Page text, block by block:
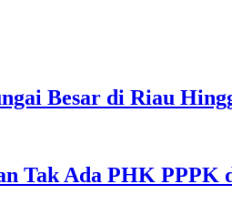
Besar di Riau
Tak Ada PHK PPPK